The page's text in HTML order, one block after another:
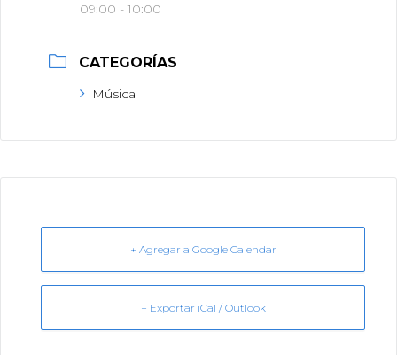
09:00 - 10:00
CATEGORÍAS
Música
+ Agregar a Google Calendar
+ Exportar iCal / Outlook